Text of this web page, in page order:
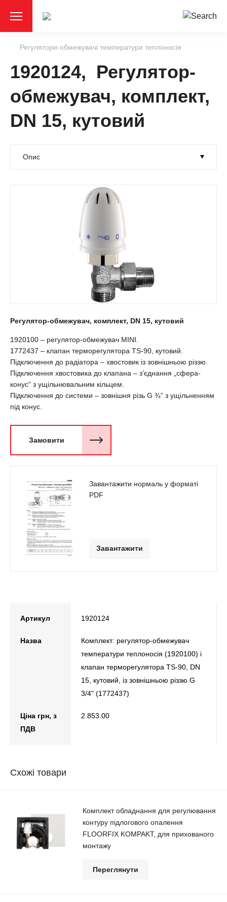
Регулятори-обмежувачі температури теплоносія
1920124, Регулятор-
обмежувач, комплект,
DN 15, кутовий
Регулятор-обмежувач, комплект, DN 15, кутовий
1920100 – регулятор-обмежувач MINI.
1772437 – клапан терморегулятора ТS-90, кутовий.
Підключення до радіатора – хвостовик із зовнішньою різзю.
Підключення хвостовика до клапана – з’єднання „сфера-
конус“ з ущільнювальним кільцем.
Підключення до системи – зовнішня різь G ¾” з ущільненням
під конус.
Замовити
Завантажити нормаль у форматі
PDF
Завантажити
Артикул 1920124
Назва
Комплект: регулятор-обмежувач
температури теплоносія (1920100) і
клапан терморегулятора ТS-90, DN
15, кутовий, із зовнішньою різзю G
3/4" (1772437)
Ціна грн, з
ПДВ
2 853.00
Схожі товари
Комплект обладнання для регулювання
контуру підлогового опалення
FLOORFIX KOMPAKT, для прихованого
монтажу
Переглянути